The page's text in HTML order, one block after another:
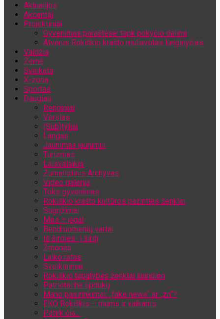
Aktualijos
Akcentai
Projektiniai
Gyvenimas paraštėse: tapk pokyčio dalimi
Atvėrus Rokiškio krašto muliavotas lunginyčias
Valdžia
Žemė
Sveikata
X-zona
Sportas
Daugiau
Renginiai
Verslas
(Sub)tyliai
Langas
Jaunimas jaunimui
Turizmas
Laisvalaikis
Žurnalistinis Archyvas
Video galerija
Toks gyvenimas
Rokiškio krašto kultūros pažinties ženklai
Sugrįžimai
Mes – jėga!
Bendruomenių vartai
Iš širdies- į širdį
Žmonės
Laiko ratas
Sveikinimai
Rokiškio tapatybės ženklai šiandien
Patriotai be lipdukų
Mano pasirinkimai: „fake news“ ar „zn“?
EKO Rokiškis – mums ir vaikams
Patirk čia…